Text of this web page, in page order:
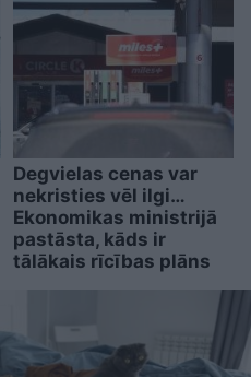
Degvielas cenas var
nekristies vēl ilgi…
Ekonomikas ministrijā
pastāsta, kāds ir
tālākais rīcības plāns